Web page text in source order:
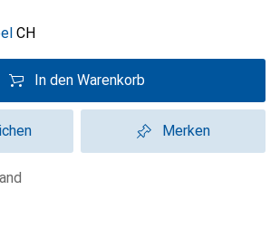
CH
In den Warenkorb
Merken